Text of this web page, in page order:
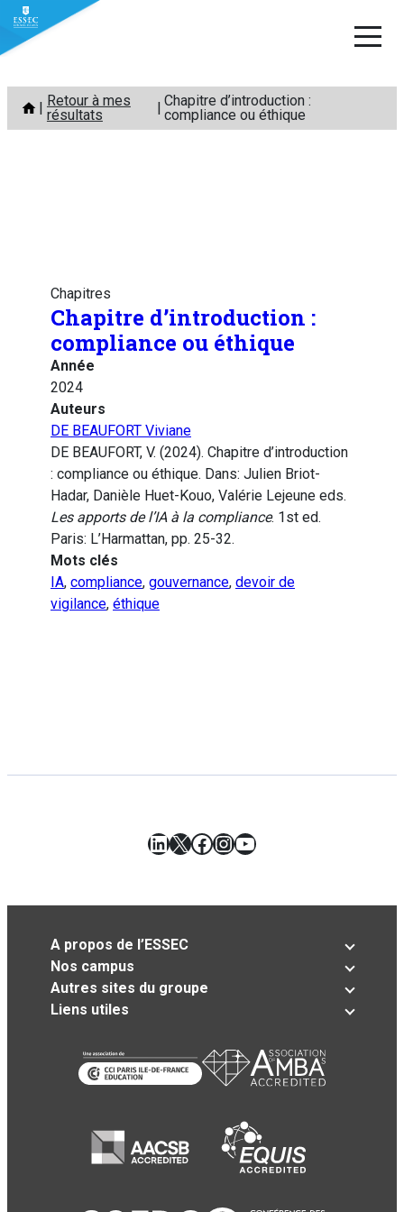
Aller
contenu
Retour à mes
résultats
Chapitre d’introduction :
compliance ou éthique
Chapitres
Chapitre d’introduction :
compliance ou éthique
Année
2024
Auteurs
DE BEAUFORT Viviane
DE BEAUFORT, V. (2024). Chapitre d’introduction
: compliance ou éthique. Dans: Julien Briot-
Hadar, Danièle Huet-Kouo, Valérie Lejeune eds.
Les apports de l’IA à la compliance. 1st ed.
Paris: L’Harmattan, pp. 25-32.
Mots clés
IA, compliance, gouvernance, devoir de
vigilance, éthique
LinkedIn
X Facebook
Instagram
YouTube
A propos de l’ESSEC
Nos campus
Autres sites du groupe
Liens utiles